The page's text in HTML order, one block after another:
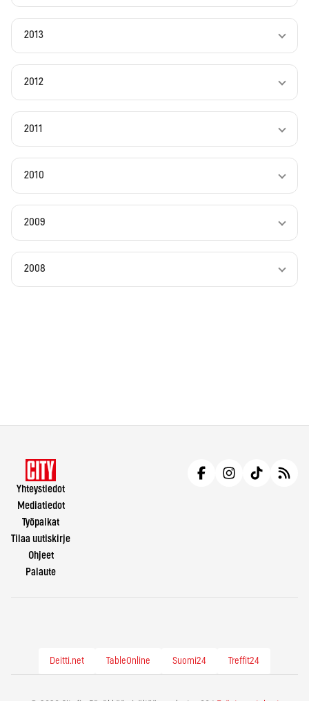
2013
2012
2011
2010
2009
2008
Yhteystiedot
Mediatiedot
Työpaikat
Tilaa uutiskirje
Ohjeet
Palaute
Deitti.net TableOnline Suomi24 Treffit24